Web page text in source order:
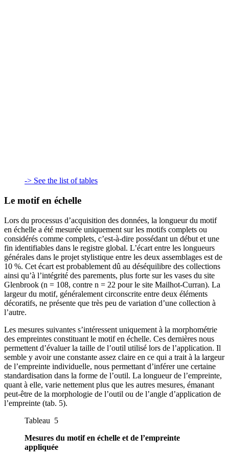
-> See the list of tables
Le motif en échelle
Lors du processus d’acquisition des données, la longueur du motif
en échelle a été mesurée uniquement sur les motifs complets ou
considérés comme complets, c’est-à-dire possédant un début et une
fin identifiables dans le registre global. L’écart entre les longueurs
générales dans le projet stylistique entre les deux assemblages est de
10 %. Cet écart est probablement dû au déséquilibre des collections
ainsi qu’à l’intégrité des parements, plus forte sur les vases du site
Glenbrook (n = 108, contre n = 22 pour le site Mailhot-Curran). La
largeur du motif, généralement circonscrite entre deux éléments
décoratifs, ne présente que très peu de variation d’une collection à
l’autre.
Les mesures suivantes s’intéressent uniquement à la morphométrie
des empreintes constituant le motif en échelle. Ces dernières nous
permettent d’évaluer la taille de l’outil utilisé lors de l’application. Il
semble y avoir une constante assez claire en ce qui a trait à la largeur
de l’empreinte individuelle, nous permettant d’inférer une certaine
standardisation dans la forme de l’outil. La longueur de l’empreinte,
quant à elle, varie nettement plus que les autres mesures, émanant
peut-être de la morphologie de l’outil ou de l’angle d’application de
l’empreinte (tab. 5).
Tableau 5
Mesures du motif en échelle et de l’empreinte
appliquée